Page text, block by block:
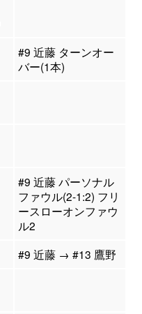
#9 近藤 ターンオー
バー(1本)
#9 近藤 パーソナル
ファウル(2-1:2) フリ
ースローオンファウ
ル2
#9 近藤 → #13 鷹野